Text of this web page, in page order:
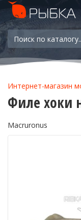
Интернет-магазин
Филе хоки
Macruronus